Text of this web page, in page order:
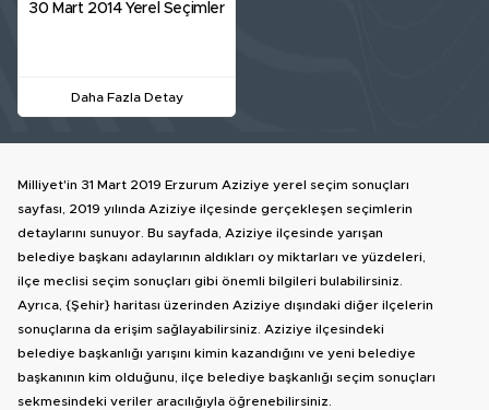
30 Mart 2014 Yerel Seçimler
Daha Fazla Detay
Milliyet'in 31 Mart 2019 Erzurum Aziziye yerel seçim sonuçları
sayfası, 2019 yılında Aziziye ilçesinde gerçekleşen seçimlerin
detaylarını sunuyor. Bu sayfada, Aziziye ilçesinde yarışan
belediye başkanı adaylarının aldıkları oy miktarları ve yüzdeleri,
ilçe meclisi seçim sonuçları gibi önemli bilgileri bulabilirsiniz.
Ayrıca, {Şehir} haritası üzerinden Aziziye dışındaki diğer ilçelerin
sonuçlarına da erişim sağlayabilirsiniz. Aziziye ilçesindeki
belediye başkanlığı yarışını kimin kazandığını ve yeni belediye
başkanının kim olduğunu, ilçe belediye başkanlığı seçim sonuçları
sekmesindeki veriler aracılığıyla öğrenebilirsiniz.